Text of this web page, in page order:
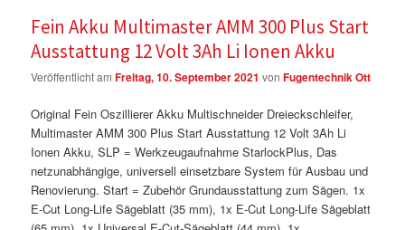
Fein Akku Multimaster AMM 300 Plus Start
Ausstattung 12 Volt 3Ah Li Ionen Akku
Veröffentlicht amFreitag, 10. September 2021 vonFugentechnik Ott
Original Fein Oszillierer Akku Multischneider Dreieckschleifer,
Multimaster AMM 300 Plus Start Ausstattung 12 Volt 3Ah Li
Ionen Akku, SLP = Werkzeugaufnahme StarlockPlus, Das
netzunabhängige, universell einsetzbare System für Ausbau und
Renovierung. Start = Zubehör Grundausstattung zum Sägen. 1x
E-Cut Long-Life Sägeblatt (35 mm), 1x E-Cut Long-Life Sägeblatt